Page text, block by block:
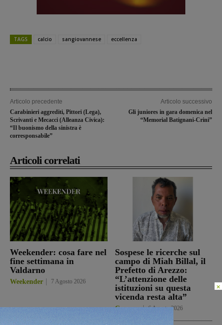
TAGS calcio sangiovannese eccellenza
Articolo precedente
Carabinieri aggrediti, Pittori (Lega),
Scrivanti e Mecacci (Alleanza Civica):
“Il buonismo della sinistra è
corresponsabile”
Articolo successivo
Gli juniores in gara domenica nel
“Memorial Batignani-Crini”
Articoli correlati
Weekender: cosa fare nel
fine settimana in
Valdarno
Weekender 7 Agosto 2026
Sospese le ricerche sul
campo di Miah Billal, il
Prefetto di Arezzo:
“L’attenzione delle
istituzioni su questa
vicenda resta alta”
Cronaca 6 Agosto 2026
×